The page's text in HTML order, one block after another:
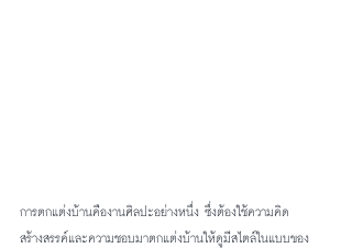
การตกแต่งบ้านคืองานศิลปะอย่างหนึ่ง ซึ่งต้องใช้ความคิด
สร้างสรรค์และความชอบมาตกแต่งบ้านให้ดูมีสไตล์ในแบบของ